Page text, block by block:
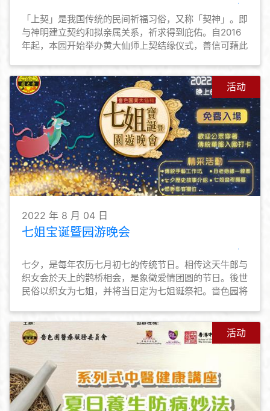
「上契」是我国传统的民间祈福习俗，又称「契神」。即
与神明建立契约和拟亲属关系，祈求得到庇佑。自2016
年起，本园开始举办黄大仙师上契结缘仪式，善信可藉此
师结善缘的途径之一。本园亦会为契子女恒常举办活动，
让契子女勿忘仙恩，时常普济劝善，弘扬黄大仙信仰的教
义和文化。
活动
2022 年 8 月 04 日
七姐宝诞暨园游晚会
七夕，是每年农历七月初七的传统节日。相传这天牛郎与
织女会於天上的鹊桥相会，是象徵爱情团圆的节日。後世
民俗以织女为七姐，并将当日定为七姐诞祭祀。啬色园将
庆佳节。
活动